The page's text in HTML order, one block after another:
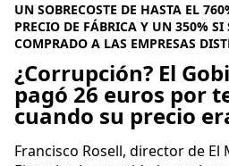
UN SOBRECOSTE DE HASTA EL
PRECIO DE FÁBRICA Y UN 350% SI
COMPRADO A LAS EMPRESAS
¿Corrupción? El
pagó 26 euros por
cuando su precio
Francisco Rosell, director de El